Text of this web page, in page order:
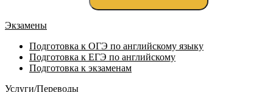
Экзамены
Подготовка к ОГЭ по английскому языку
Подготовка к ЕГЭ по английскому
Подготовка к экзаменам
Услуги/Переводы